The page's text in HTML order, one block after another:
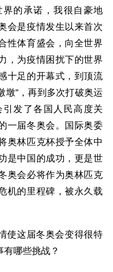
的承诺，我很自豪地
会是疫情发生以来首次
性体育盛会，向全世界
，为疫情困扰下的世界
十足的开幕式，到顶流
墩”，再到多次打破奥运
发了各国人民高度关
一届冬奥会。国际奥委
奥林匹克杯授予全体中
是中国的成功，更是世
奥会必将作为奥林匹克
机的里程碑，被永久载
使这届冬奥会变得很特
哪些挑战？